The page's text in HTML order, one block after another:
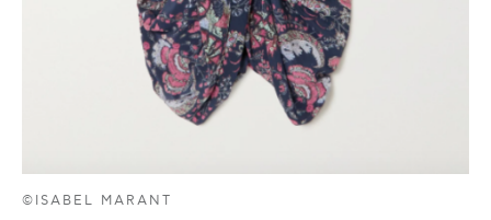
©ISABEL MARANT